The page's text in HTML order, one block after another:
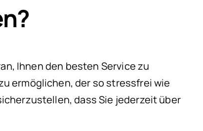
Ihnen den besten Service zu
ermöglichen, der so stressfrei wie
dass Sie jederzeit über